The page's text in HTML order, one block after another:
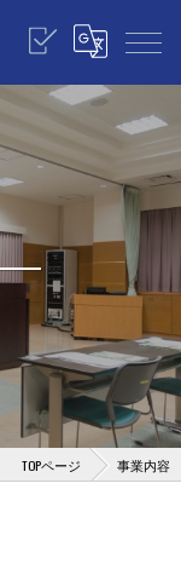
TOPページ 事業内容